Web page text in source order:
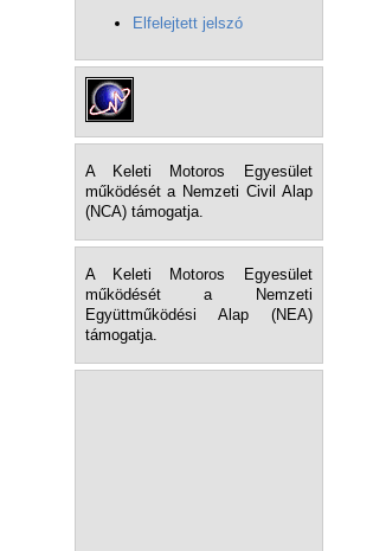
Elfelejtett jelszó
A Keleti Motoros Egyesület
működését a Nemzeti Civil Alap
(NCA) támogatja.
A Keleti Motoros Egyesület
működését a Nemzeti
Együttműködési Alap (NEA)
támogatja.